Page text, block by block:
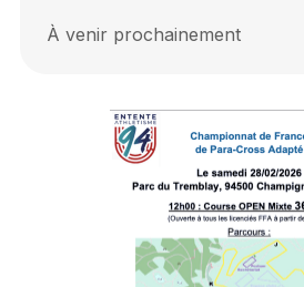
À venir prochainement